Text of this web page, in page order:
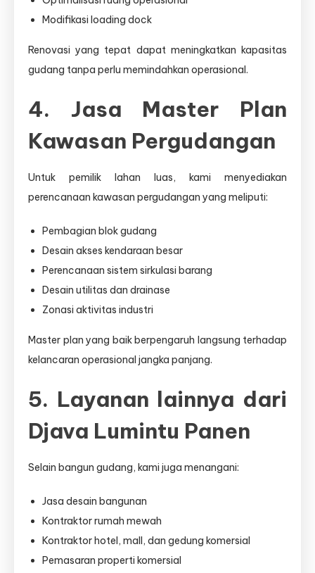
Modifikasi loading dock
Renovasi yang tepat dapat meningkatkan kapasitas
gudang tanpa perlu memindahkan operasional.
4. Jasa Master Plan
Kawasan Pergudangan
Untuk pemilik lahan luas, kami menyediakan
perencanaan kawasan pergudangan yang meliputi:
Pembagian blok gudang
Desain akses kendaraan besar
Perencanaan sistem sirkulasi barang
Desain utilitas dan drainase
Zonasi aktivitas industri
Master plan yang baik berpengaruh langsung terhadap
kelancaran operasional jangka panjang.
5. Layanan lainnya dari
Djava Lumintu Panen
Selain bangun gudang, kami juga menangani:
Jasa desain bangunan
Kontraktor rumah mewah
Kontraktor hotel, mall, dan gedung komersial
Pemasaran properti komersial